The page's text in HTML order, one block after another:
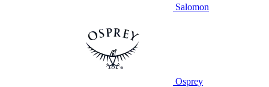
Salomon
Osprey